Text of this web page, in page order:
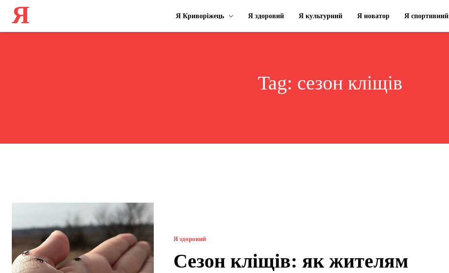
Я Я Криворіжець Я здоровий Я культурний Я новатор Я спортивний
Tag: сезон кліщів
Я здоровий
Сезон кліщів: як жителям